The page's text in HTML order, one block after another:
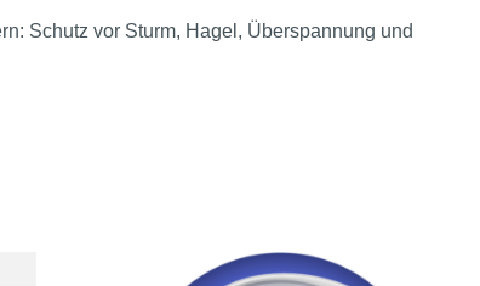
Schutz vor Sturm, Hagel, Überspannung und